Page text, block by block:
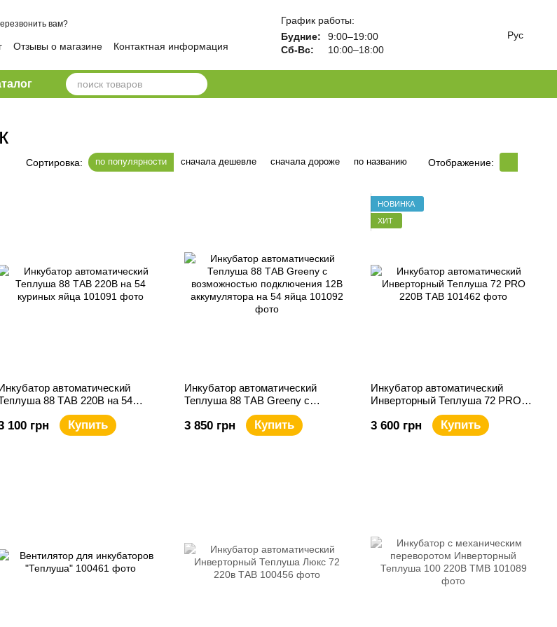
вам?
Отзывы о магазине
Контактная информация
График работы:
Будние:
9:00–19:00
Сб-Вс:
10:00–18:00
Рус
Сортировка: по популярности сначала дешевле сначала дороже по названию Отображение:
автоматический
88 ТАВ 220В на 54
100 грн Купить
Инкубатор автоматический
Теплуша 88 ТАВ Greeny с
возможностью подключения 12В
аккумулятора на 54 яйца
3 850 грн Купить
НОВИНКА
ХИТ
Инкубатор автоматический
Инверторный Теплуша 72 PRO
3 600 грн Купить